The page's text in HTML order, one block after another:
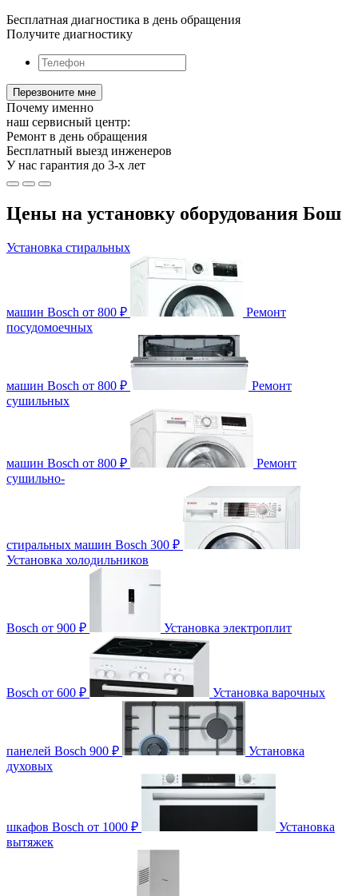
Бесплатная диагностика в день обращения
Получите диагностику
Почему именно
наш сервисный центр:
Ремонт в день обращения
Бесплатный выезд инженеров
У нас гарантия до 3-х лет
Цены на установку оборудования Бош
Установка стиральных
машин Bosch от 800 ₽
Ремонт
посудомоечных
машин Bosch от 800 ₽
Ремонт
сушильных
машин Bosch от 800 ₽
Ремонт
сушильно-
стиральных машин Bosch 300 ₽
Установка холодильников
Bosch от 900 ₽ Установка электроплит
Bosch от 600 ₽ Установка варочных
панелей Bosch 900 ₽
Установка
духовых
шкафов Bosch от 1000 ₽
Установка
вытяжек